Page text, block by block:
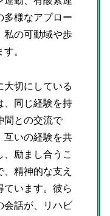
多様なアプロー
私の可動域や歩
。
大切にしている
、同じ経験を持
間との交流で
互いの経験を共
、励まし合うこ
、精神的な支え
ています。彼ら
会話が、リハビ